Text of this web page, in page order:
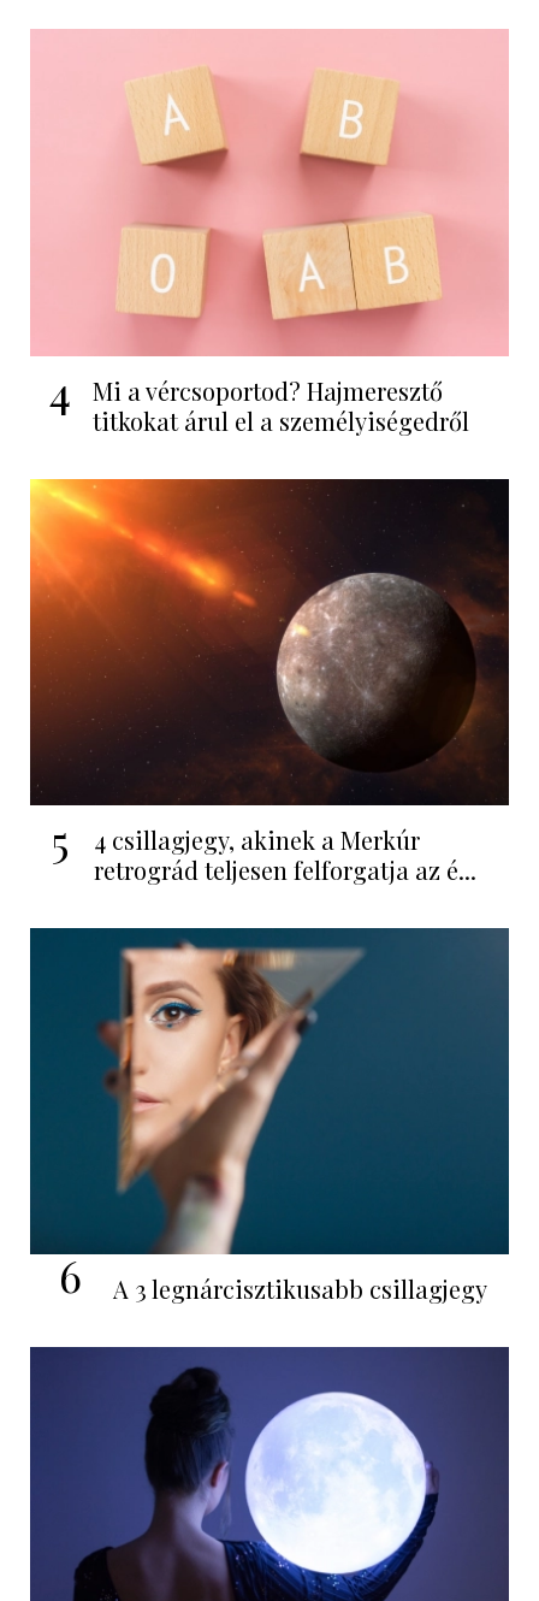
4
Mi a vércsoportod? Hajmeresztő
titkokat árul el a személyiségedről
5
4 csillagjegy, akinek a Merkúr
retrográd teljesen felforgatja az é...
6 A 3 legnárcisztikusabb csillagjegy